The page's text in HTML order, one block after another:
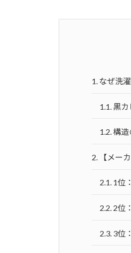
1. なぜ洗
1.1. 黒
1.2.構造
2. 【メー
2.1. 1位
2.2. 2位
2.3. 3位